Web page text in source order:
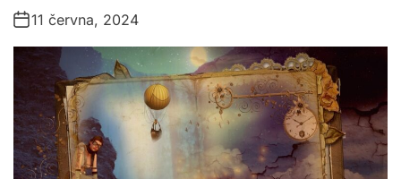
g
o
e
s
11 června, 2024